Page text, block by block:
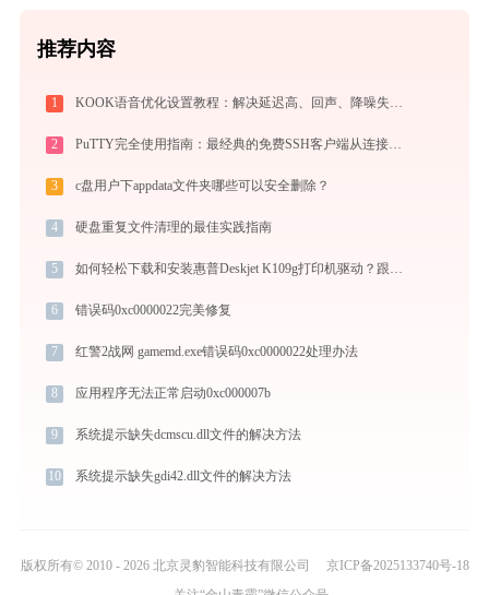
推荐内容
1 KOOK语音优化设置教程：解决延迟高、回声、降噪失效问题
2 PuTTY完全使用指南：最经典的免费SSH客户端从连接到精通（2026最新）
3 c盘用户下appdata文件夹哪些可以安全删除？
4 硬盘重复文件清理的最佳实践指南
5 如何轻松下载和安装惠普Deskjet K109g打印机驱动？跟着这篇指南走
6 错误码0xc0000022完美修复
7 红警2战网 gamemd.exe错误码0xc0000022处理办法
8 应用程序无法正常启动0xc000007b
9 系统提示缺失dcmscu.dll文件的解决方法
10 系统提示缺失gdi42.dll文件的解决方法
版权所有© 2010 - 2026 北京灵豹智能科技有限公司
京ICP备2025133740号-18